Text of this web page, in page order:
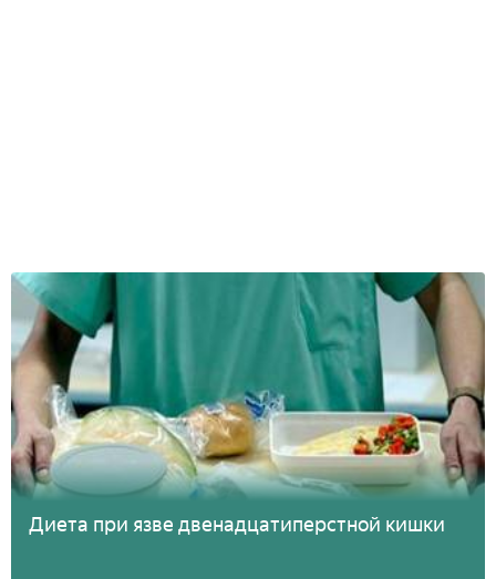
Диета при язве двенадцатиперстной кишки